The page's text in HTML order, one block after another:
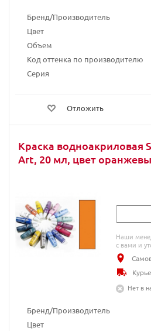
Бренд/Производитель
Цвет
Объем
Код оттенка по производителю
Серия
Отложить
Краска водноакриловая
Art, 20 мл, цвет
Бренд/Производитель
Цвет
Наши
с вами и
Нет в